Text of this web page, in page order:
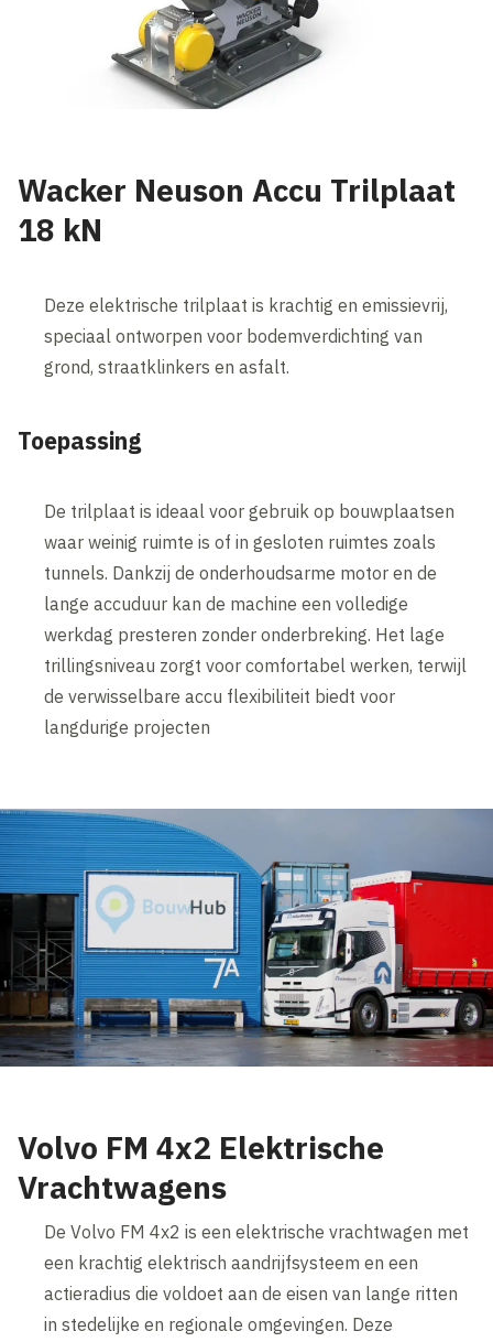
Wacker Neuson Accu Trilplaat
18 kN
Deze elektrische trilplaat is krachtig en emissievrij,
speciaal ontworpen voor bodemverdichting van
grond, straatklinkers en asfalt.
Toepassing
De trilplaat is ideaal voor gebruik op bouwplaatsen
waar weinig ruimte is of in gesloten ruimtes zoals
tunnels. Dankzij de onderhoudsarme motor en de
lange accuduur kan de machine een volledige
werkdag presteren zonder onderbreking. Het lage
trillingsniveau zorgt voor comfortabel werken, terwijl
de verwisselbare accu flexibiliteit biedt voor
langdurige projecten
Volvo FM 4x2 Elektrische
Vrachtwagens
De Volvo FM 4x2 is een elektrische vrachtwagen met
een krachtig elektrisch aandrijfsysteem en een
actieradius die voldoet aan de eisen van lange ritten
in stedelijke en regionale omgevingen. Deze